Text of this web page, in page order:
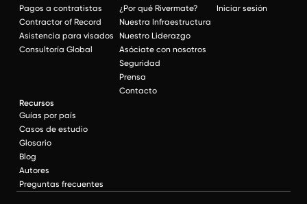
Pagos a contratistas
Contractor of Record
Asistencia para visados
Consultoría Global
¿Por qué Rivermate?
Nuestra Infraestructura
Nuestro Liderazgo
Asóciate con nosotros
Seguridad
Prensa
Contacto
Iniciar sesión
Recursos
Guías por país
Casos de estudio
Glosario
Blog
Autores
Preguntas frecuentes